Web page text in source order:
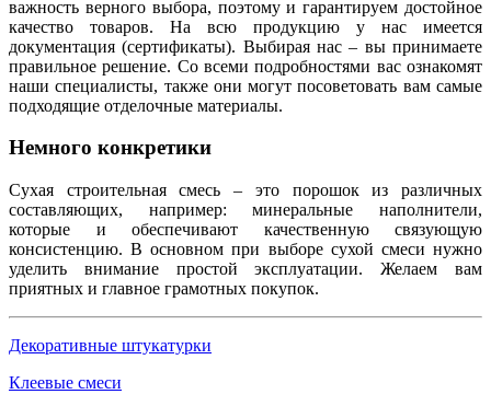
важность верного выбора, поэтому и гарантируем достойное
качество товаров. На всю продукцию у нас имеется
документация (сертификаты). Выбирая нас – вы принимаете
правильное решение. Со всеми подробностями вас ознакомят
наши специалисты, также они могут посоветовать вам самые
подходящие отделочные материалы.
Немного конкретики
Сухая строительная смесь – это порошок из различных
составляющих, например: минеральные наполнители,
которые и обеспечивают качественную связующую
консистенцию. В основном при выборе сухой смеси нужно
уделить внимание простой эксплуатации. Желаем вам
приятных и главное грамотных покупок.
Декоративные штукатурки
Клеевые смеси